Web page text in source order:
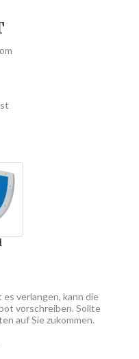
verlangen, kann die
vorschreiben. Sollte
auf Sie zukommen.